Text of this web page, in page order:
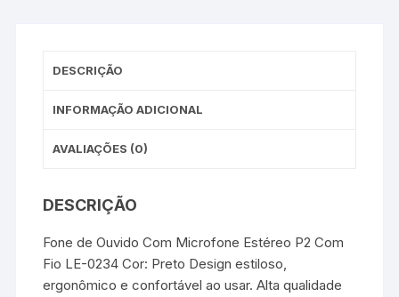
DESCRIÇÃO
INFORMAÇÃO ADICIONAL
AVALIAÇÕES (0)
DESCRIÇÃO
Fone de Ouvido Com Microfone Estéreo P2 Com
Fio LE-0234 Cor: Preto Design estiloso,
ergonômico e confortável ao usar. Alta qualidade